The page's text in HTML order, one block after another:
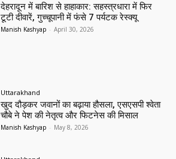
देहरादून में बारिश से हाहाकार: सहस्त्रधारा में फिर
टूटी दीवारें, गुच्चूपानी में फंसे 7 पर्यटक रेस्क्यू
Manish Kashyap - April 30, 2026
Uttarakhand
खुद दौड़कर जवानों का बढ़ाया हौसला, एसएसपी श्वेता
चौबे ने पेश की नेतृत्व और फिटनेस की मिसाल
Manish Kashyap - May 8, 2026